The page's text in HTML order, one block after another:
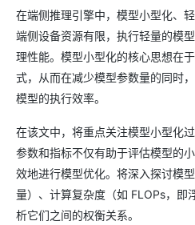
在端侧推理引擎中，模型小型化、
端侧设备资源有限，执行轻量的模
理性能。模型小型化的核心思想在
式，从而在减少模型参数量的同时
模型的执行效率。
在该文中，将重点关注模型小型化
参数和指标不仅有助于评估模型的
效地进行模型优化。将深入探讨模
量）、计算复杂度（如 FLOPs，即
析它们之间的权衡关系。